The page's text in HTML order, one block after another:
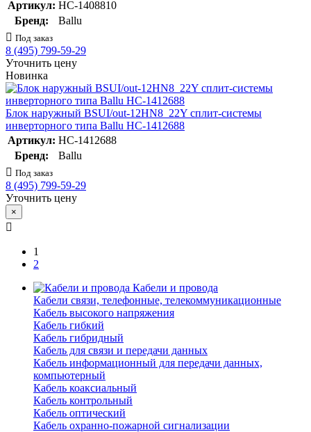
Артикул: НС-1408810
Бренд:
Ballu
Под заказ
8 (495) 799-59-29
Уточнить цену
Новинка
Блок наружный BSUI/out-12HN8_22Y сплит-системы
инверторного типа Ballu НС-1412688
Артикул: НС-1412688
Бренд:
Ballu
Под заказ
8 (495) 799-59-29
Уточнить цену
×
1
2
Кабели и провода
Кабели связи, телефонные, телекоммуникационные
Кабель высокого напряжения
Кабель гибкий
Кабель гибридный
Кабель для связи и передачи данных
Кабель информационный для передачи данных,
компьютерный
Кабель коаксиальный
Кабель контрольный
Кабель оптический
Кабель охранно-пожарной сигнализации